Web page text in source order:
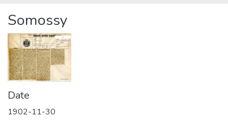
Statistics
About us
Somossy
Date
1902-11-30